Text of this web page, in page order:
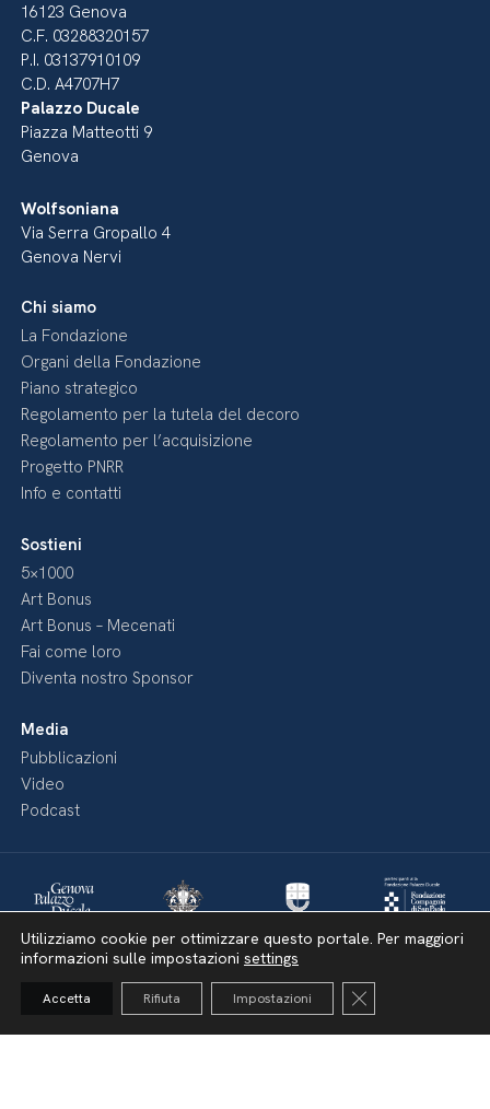
16123 Genova
C.F. 03288320157
P.I. 03137910109
C.D. A4707H7
Palazzo Ducale
Piazza Matteotti 9
Genova
Wolfsoniana
Via Serra Gropallo 4
Genova Nervi
Chi siamo
La Fondazione
Organi della Fondazione
Piano strategico
Regolamento per la tutela del decoro
Regolamento per l’acquisizione
Progetto PNRR
Info e contatti
Sostieni
5×1000
Art Bonus
Art Bonus – Mecenati
Fai come loro
Diventa nostro Sponsor
Media
Pubblicazioni
Video
Podcast
Utilizziamo cookie per ottimizzare questo portale. Per maggiori
informazioni sulle impostazioni settings
Accetta Rifiuta Impostazioni Close GDPR